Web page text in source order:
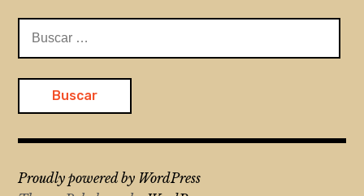
Proudly powered by WordPress